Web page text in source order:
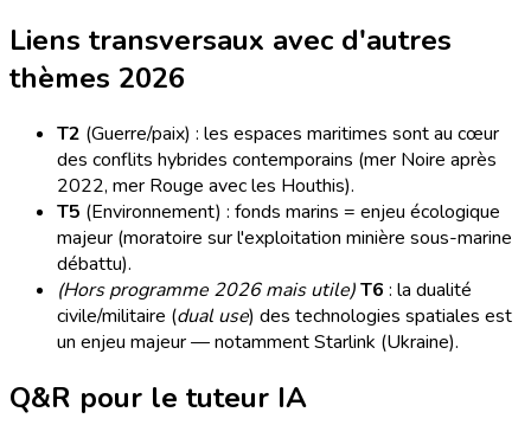
Liens transversaux avec d'autres
thèmes 2026
T2 (Guerre/paix) : les espaces maritimes sont au cœur
des conflits hybrides contemporains (mer Noire après
2022, mer Rouge avec les Houthis).
T5 (Environnement) : fonds marins = enjeu écologique
majeur (moratoire sur l'exploitation minière sous-marine
débattu).
(Hors programme 2026 mais utile)T6 : la dualité
civile/militaire (dual use) des technologies spatiales est
un enjeu majeur — notamment Starlink (Ukraine).
Q&R pour le tuteur IA